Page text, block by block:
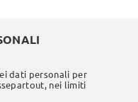
dati personali per
nei limiti